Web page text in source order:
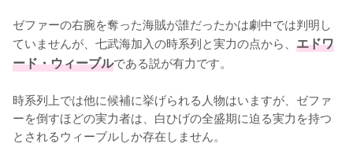
ゼファーの右腕を奪った海賊が誰だったかは劇中では判明し
ていませんが、七武海加入の時系列と実力の点から、 エドワ
ード・ウィーブルである説が有力です。
時系列上では他に候補に挙げられる人物はいますが、ゼファ
ーを倒すほどの実力者は、白ひげの全盛期に迫る実力を持つ
とされるウィーブルしか存在しません。